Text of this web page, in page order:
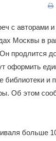
с авторами
Москвы в
продлится
оформить
библиотеки и
Об этом
больше